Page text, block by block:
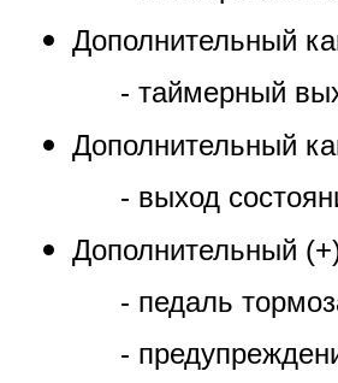
Дополнительный
- таймерный
Дополнительный
- выход
Дополнительный
- педаль
-